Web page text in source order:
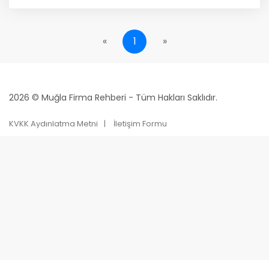
« 1 »
2026 © Muğla Firma Rehberi - Tüm Hakları Saklıdır.
KVKK Aydınlatma Metni İletişim Formu